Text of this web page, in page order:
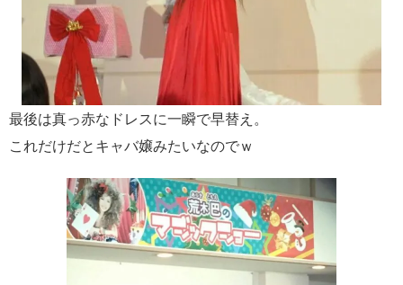
最後は真っ赤なドレスに一瞬で早替え。
これだけだとキャバ嬢みたいなのでｗ